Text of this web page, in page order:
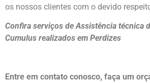
os nossos clientes com o devido
Confira serviços de Assistência técnica
Cumulus realizados em Perdizes
Entre em contato conosco, faça um